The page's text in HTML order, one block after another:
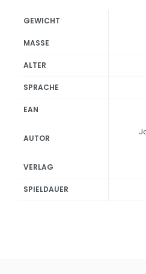
GEWICHT
MASSE
ALTER
SPRACHE
EAN
AUTOR
VERLAG
SPIELDAUER